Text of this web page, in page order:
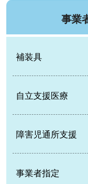
事業
補装具
自立支援医療
障害児通所支援
事業者指定